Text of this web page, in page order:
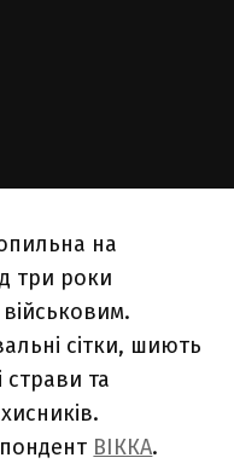
на
три роки
сітки, шиють
та
ВІККА.